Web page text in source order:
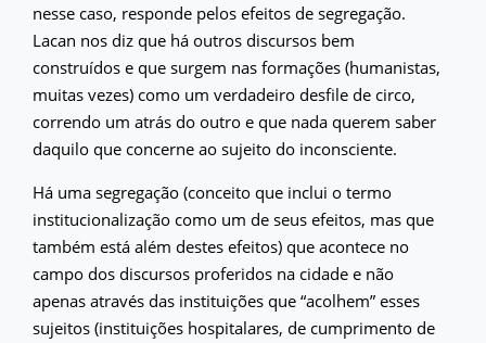
nesse caso, responde pelos efeitos de segregação.
Lacan nos diz que há outros discursos bem
construídos e que surgem nas formações (humanistas,
muitas vezes) como um verdadeiro desfile de circo,
correndo um atrás do outro e que nada querem saber
daquilo que concerne ao sujeito do inconsciente.
Há uma segregação (conceito que inclui o termo
institucionalização como um de seus efeitos, mas que
também está além destes efeitos) que acontece no
campo dos discursos proferidos na cidade e não
apenas através das instituições que “acolhem” esses
sujeitos (instituições hospitalares, de cumprimento de